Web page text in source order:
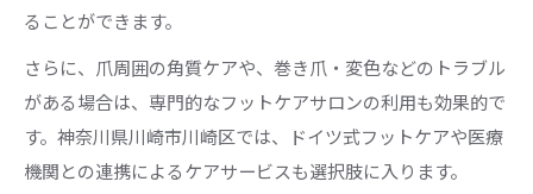
ることができます。
さらに、爪周囲の角質ケアや、巻き爪・変色などのトラブル
がある場合は、専門的なフットケアサロンの利用も効果的で
す。神奈川県川崎市川崎区では、ドイツ式フットケアや医療
機関との連携によるケアサービスも選択肢に入ります。